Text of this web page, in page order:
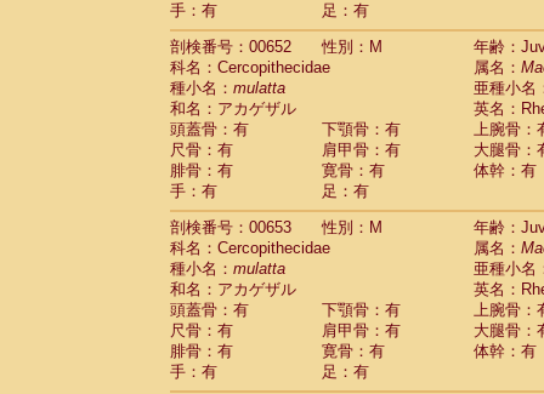
手：有
足：有
剖検番号：00652
性別：M
年齢：
科名：Cercopithecidae
属名：
種小名： mulatta
亜種小名
和名：アカゲザル
英名：
頭蓋骨：有
下顎骨：有
上腕骨：
尺骨：有
肩甲骨：有
大腿骨：
腓骨：有
寛骨：有
体幹：有
手：有
足：有
剖検番号：00653
性別：M
年齢：
科名：Cercopithecidae
属名：
種小名： mulatta
亜種小名
和名：アカゲザル
英名：
頭蓋骨：有
下顎骨：有
上腕骨：
尺骨：有
肩甲骨：有
大腿骨：
腓骨：有
寛骨：有
体幹：有
手：有
足：有